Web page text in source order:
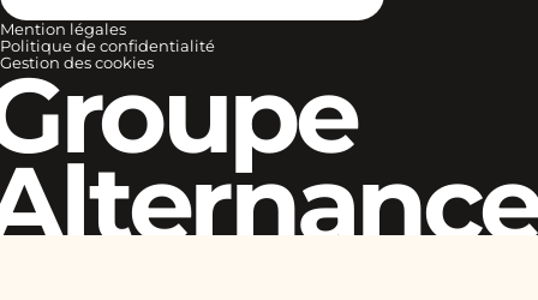
Mention légales
Politique de confidentialité
Gestion des cookies